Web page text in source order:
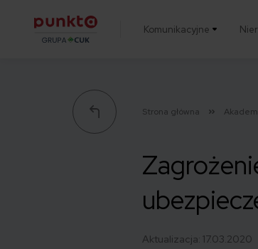
Komunikacyjne
Strona główna
Aktualizacja: 17.03.2020